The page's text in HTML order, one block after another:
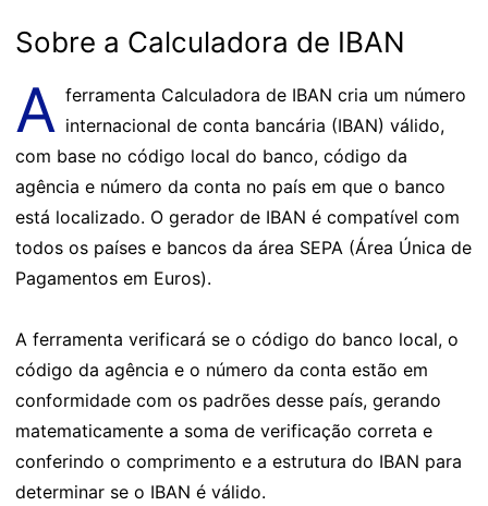
Sobre a Calculadora de IBAN
A ferramenta Calculadora de IBAN cria um número
internacional de conta bancária (IBAN) válido,
com base no código local do banco, código da
agência e número da conta no país em que o banco
está localizado. O gerador de IBAN é compatível com
todos os países e bancos da área SEPA (Área Única de
Pagamentos em Euros).
A ferramenta verificará se o código do banco local, o
código da agência e o número da conta estão em
conformidade com os padrões desse país, gerando
matematicamente a soma de verificação correta e
conferindo o comprimento e a estrutura do IBAN para
determinar se o IBAN é válido.